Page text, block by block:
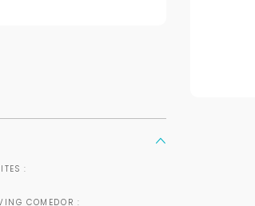
:
COMEDOR :
para identificar tu consulta en el sistema de gestión de